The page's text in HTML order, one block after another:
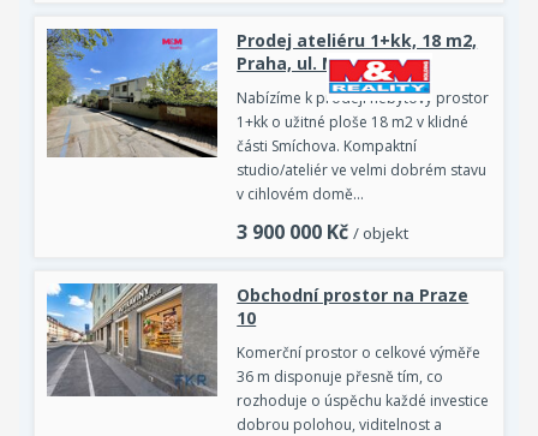
Prodej ateliéru 1+kk, 18 m2,
Praha, ul. Mošnova
Nabízíme k prodeji nebytový prostor
1+kk o užitné ploše 18 m2 v klidné
části Smíchova. Kompaktní
studio/ateliér ve velmi dobrém stavu
v cihlovém domě…
3 900 000 Kč / objekt
Obchodní prostor na Praze
10
Komerční prostor o celkové výměře
36 m disponuje přesně tím, co
rozhoduje o úspěchu každé investice
dobrou polohou, viditelnost a